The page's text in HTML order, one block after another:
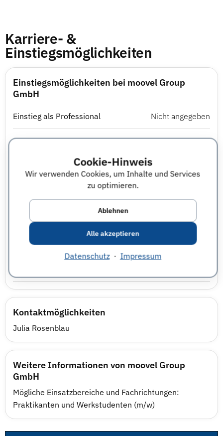
Cookie-Hinweis
Wir verwenden Cookies, um Inhalte und Services
zu optimieren.
Ablehnen
Alle akzeptieren
Datenschutz· Impressum
Karriere- &
Einstiegsmöglichkeiten
Einstiegsmöglichkeiten bei moovel Group
GmbH
Einstieg als Professional Nicht angegeben
Direkteinstieg für Absolvent:innen ja
Traineeprogramm Nicht angegeben
Abschlussarbeit im Unternehmen
Praktikum Nicht angegeben
Berufsausbildung Nicht angegeben
Kontaktmöglichkeiten
Julia Rosenblau
Weitere Informationen von moovel Group
GmbH
Mögliche Einsatzbereiche und Fachrichtungen:
Praktikanten und Werkstudenten (m/w)